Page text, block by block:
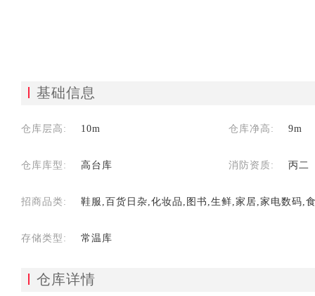
基础信息
仓库层高: 10m 仓库净高: 9m
仓库库型: 高台库 消防资质: 丙二
招商品类: 鞋服,百货日杂,化妆品,图书,生鲜,家居,家电数码,
存储类型: 常温库
仓库详情